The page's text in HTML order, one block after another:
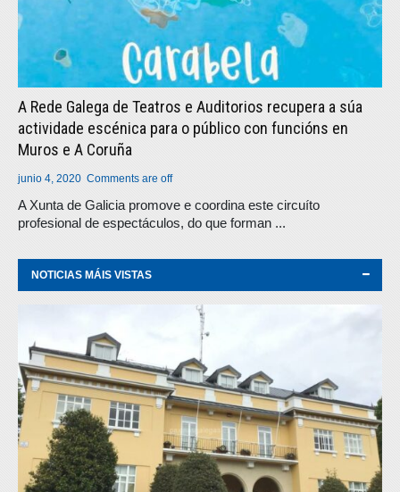
A Rede Galega de Teatros e Auditorios recupera a súa
actividade escénica para o público con funcións en
Muros e A Coruña
junio 4, 2020 Comments are off
A Xunta de Galicia promove e coordina este circuíto
profesional de espectáculos, do que forman ...
NOTICIAS MÁIS VISTAS